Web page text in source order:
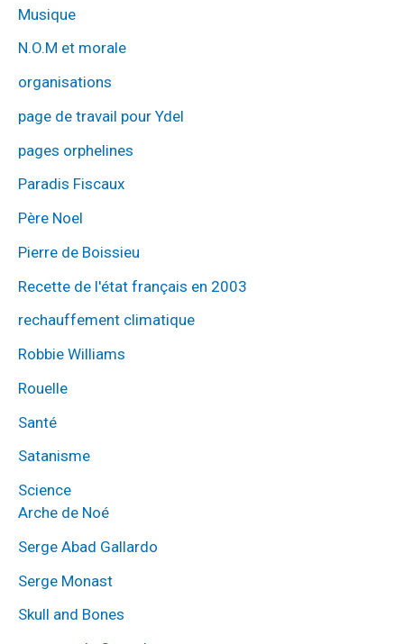
Musique
N.O.M et morale
organisations
page de travail pour Ydel
pages orphelines
Paradis Fiscaux
Père Noel
Pierre de Boissieu
Recette de l'état français en 2003
rechauffement climatique
Robbie Williams
Rouelle
Santé
Satanisme
Science
Arche de Noé
Serge Abad Gallardo
Serge Monast
Skull and Bones